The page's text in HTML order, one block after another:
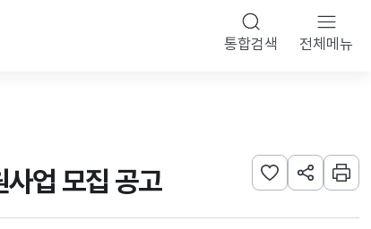
통합검색 전체메뉴
업 모집 공고 관심사 등록하기
URL 공유하
인쇄